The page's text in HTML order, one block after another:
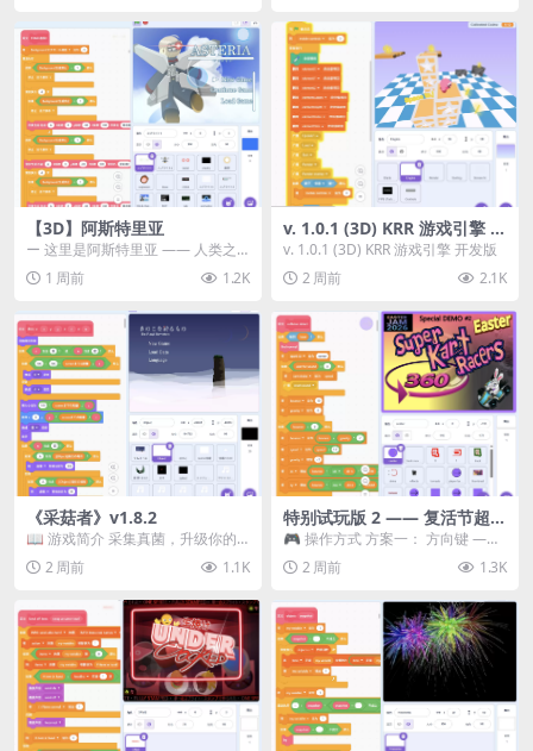
【3D】阿斯特里亚
ー 这里是阿斯特里亚 —— 人类之
罪与未来希望交汇之地 📖 游戏简
介 《阿斯特里...
1 周前 1.2K
v. 1.0.1 (3D) KRR 游戏引擎 开
发版
v. 1.0.1 (3D) KRR 游戏引擎 开发版
2 周前
2.1K
《采菇者》v1.8.2
📖 游戏简介 采集真菌，升级你的
机体，并前往未知领域探索。 这是
一款静谧的探索冒...
2 周前 1.1K
特别试玩版 2 —— 复活节超级
卡丁车赛
🎮 操作方式 方案一： 方向键 ——
移动 Z —— 跳跃 / 漂移 方案二： ...
2 周前 1.3K